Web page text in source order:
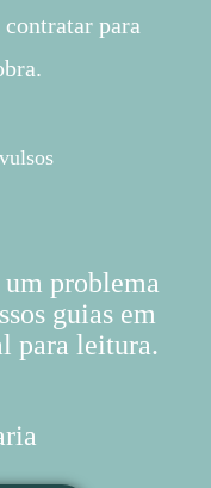
para
um problema
guias em
para leitura.